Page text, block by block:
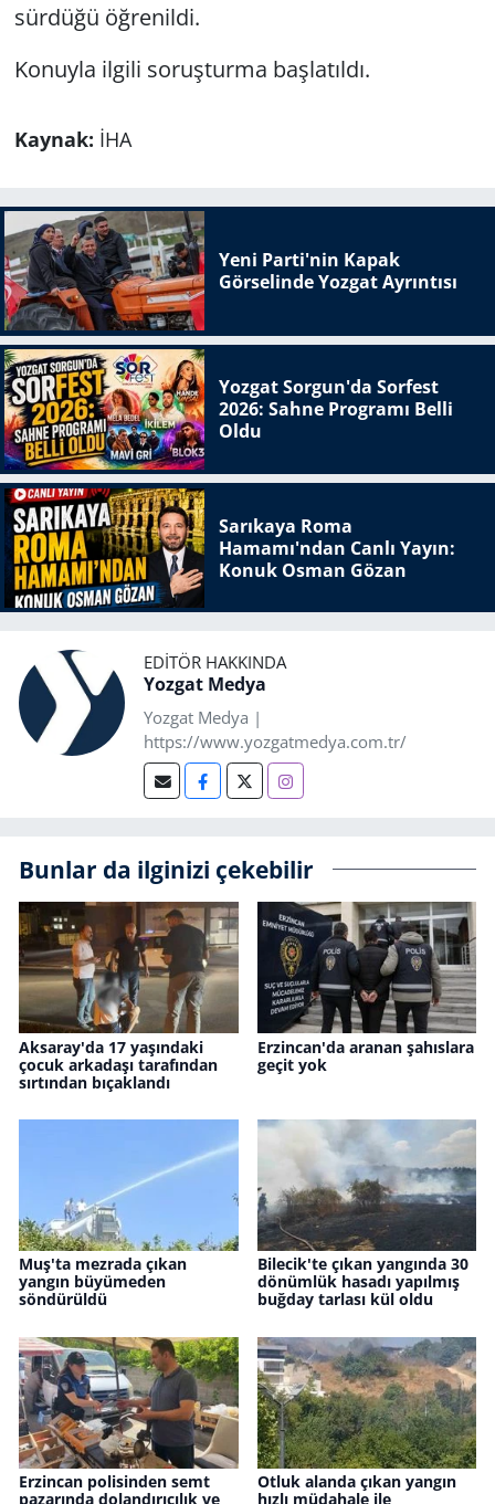
sürdüğü öğrenildi.
Konuyla ilgili soruşturma başlatıldı.
Kaynak: İHA
Yeni Parti'nin Kapak
Görselinde Yozgat Ayrıntısı
Yozgat Sorgun'da Sorfest
2026: Sahne Programı Belli
Oldu
Sarıkaya Roma
Hamamı'ndan Canlı Yayın:
Konuk Osman Gözan
EDITÖR HAKKINDA
Yozgat Medya
Yozgat Medya |
https://www.yozgatmedya.com.tr/
Bunlar da ilginizi çekebilir
Aksaray'da 17 yaşındaki
çocuk arkadaşı tarafından
sırtından bıçaklandı
Erzincan'da aranan şahıslara
geçit yok
Muş'ta mezrada çıkan
yangın büyümeden
söndürüldü
Bilecik'te çıkan yangında 30
dönümlük hasadı yapılmış
buğday tarlası kül oldu
Erzincan polisinden semt
pazarında dolandırıcılık ve
Otluk alanda çıkan yangın
hızlı müdahale ile